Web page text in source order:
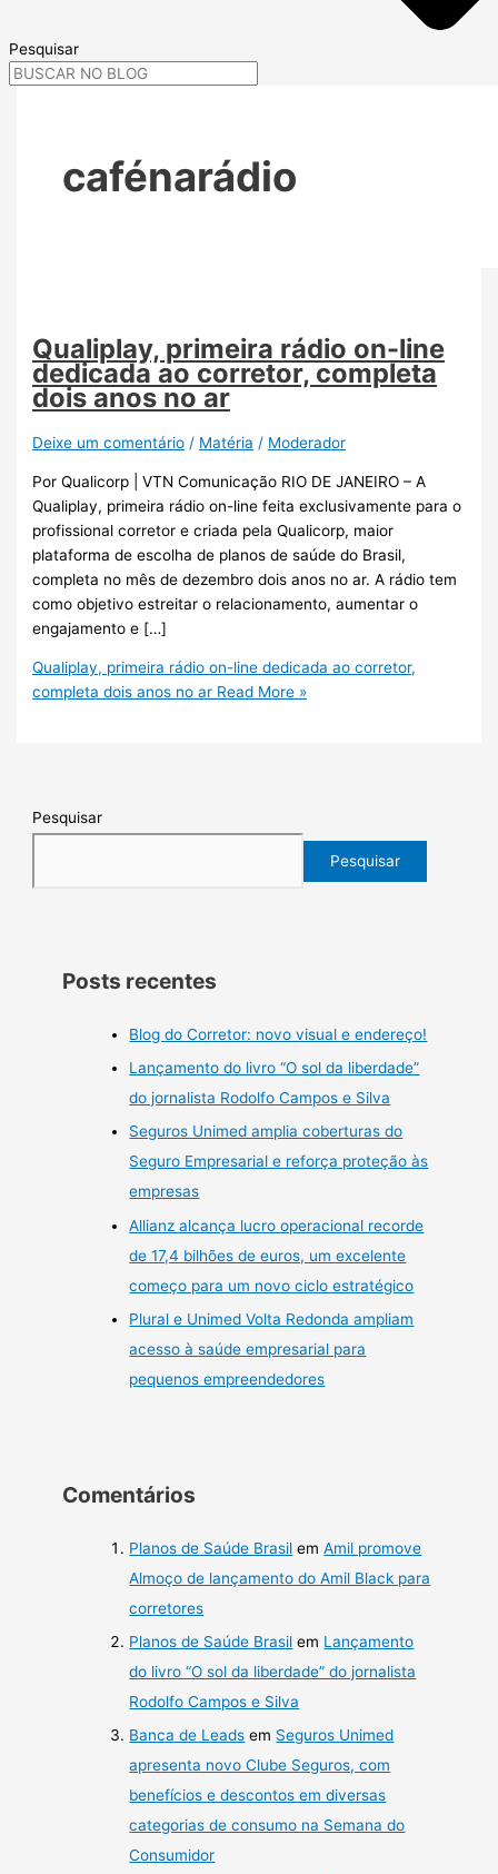
Pesquisar
cafénarádio
Qualiplay, primeira rádio on-line
dedicada ao corretor, completa
dois anos no ar
Deixe um comentário / Matéria / Moderador
Por Qualicorp | VTN Comunicação RIO DE JANEIRO – A
Qualiplay, primeira rádio on-line feita exclusivamente para o
profissional corretor e criada pela Qualicorp, maior
plataforma de escolha de planos de saúde do Brasil,
completa no mês de dezembro dois anos no ar. A rádio tem
como objetivo estreitar o relacionamento, aumentar o
engajamento e […]
Qualiplay, primeira rádio on-line dedicada ao corretor,
completa dois anos no ar Read More »
Pesquisar
Pesquisar
Posts recentes
Blog do Corretor: novo visual e endereço!
Lançamento do livro “O sol da liberdade”
do jornalista Rodolfo Campos e Silva
Seguros Unimed amplia coberturas do
Seguro Empresarial e reforça proteção às
empresas
Allianz alcança lucro operacional recorde
de 17,4 bilhões de euros, um excelente
começo para um novo ciclo estratégico
Plural e Unimed Volta Redonda ampliam
acesso à saúde empresarial para
pequenos empreendedores
Comentários
Planos de Saúde Brasil emAmil promove
Almoço de lançamento do Amil Black para
corretores
Planos de Saúde Brasil em Lançamento
do livro “O sol da liberdade” do jornalista
Rodolfo Campos e Silva
Banca de Leads em Seguros Unimed
apresenta novo Clube Seguros, com
benefícios e descontos em diversas
categorias de consumo na Semana do
Consumidor